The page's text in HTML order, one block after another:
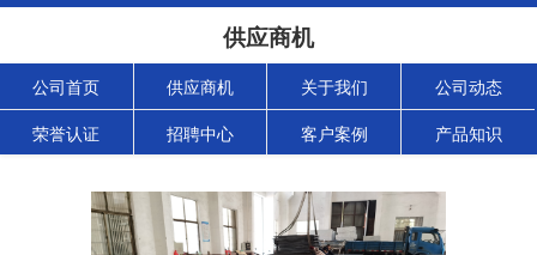
供应商机
公司首页 供应商机 关于我们 公司动态
荣誉认证 招聘中心 客户案例 产品知识